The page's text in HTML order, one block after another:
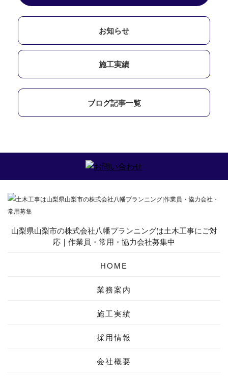
お知らせ
施工実績
ブログ記事一覧
山梨県山梨市の株式会社八幡プランニングは土木工事にご対
応｜作業員・常用・協力会社募集中
HOME
業務案内
施工実績
採用情報
会社概要